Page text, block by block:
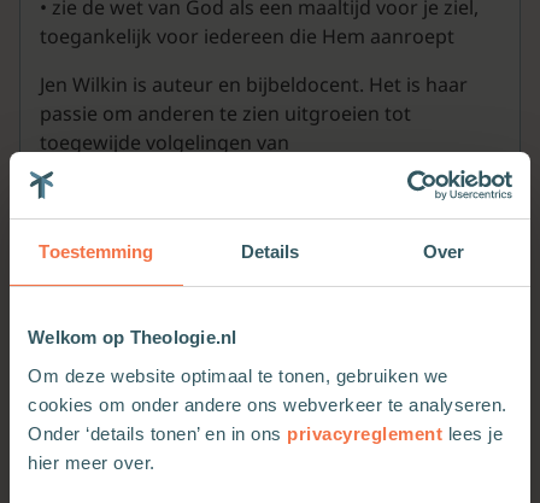
Toestemming Details Over
Welkom op Theologie.nl
Om deze website optimaal te tonen, gebruiken we
cookies om onder andere ons webverkeer te analyseren.
Onder ‘details tonen’ en in ons privacyreglement lees je
hier meer over.
• zie de wet van God als een maaltijd voor je ziel,
toegankelijk voor iedereen die Hem aanroept
Jen Wilkin is auteur en bijbeldocent. Het is haar
passie om anderen te zien uitgroeien tot
toegewijde volgelingen van
Jezus.
Meer van deze auteur